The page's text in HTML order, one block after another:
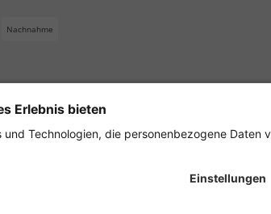
Nachnahme